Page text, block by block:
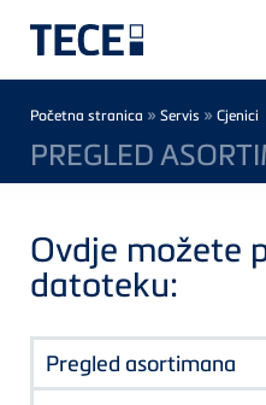
Breadcrumb
Početna stranica » Servis » Cjenici
PREGLED
Ovdje možete
datoteku:
Pregled asortimana